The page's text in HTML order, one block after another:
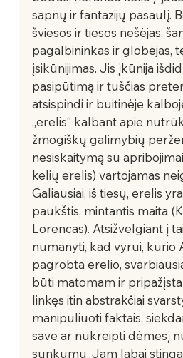
sapnų ir fantazijų pasaulį.
šviesos ir tiesos nešėjas,
pagalbininkas ir globėjas,
įsikūnijimas. Jis įkūnija
pasipūtimą ir tuščias
atsispindi ir buitinėje
„erelis“ kalbant apie
žmogiškų galimybių
nesiskaitymą su
kelių erelis) vartojamas
Galiausiai, iš tiesų, erelis
paukštis, mintantis maita
Lorencas). Atsižvelgiant į
numanyti, kad vyrui, kurio
pagrobta erelio,
būti matomam ir
linkęs itin abstrakčiai
manipuliuoti faktais,
save ar nukreipti dėmesį
sunkumų. Jam labai